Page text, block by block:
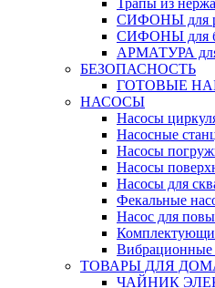
Трапы из
СИФОНЫ для
СИФОНЫ для
АРМАТУРА для
БЕЗОПАСНОСТЬ
ГОТОВЫЕ
НАСОСЫ
Насосы
Насосные
Насосы
Насосы
Насосы для
Фекальные
Насос для
Вибрационные
ТОВАРЫ ДЛЯ
ЧАЙНИК